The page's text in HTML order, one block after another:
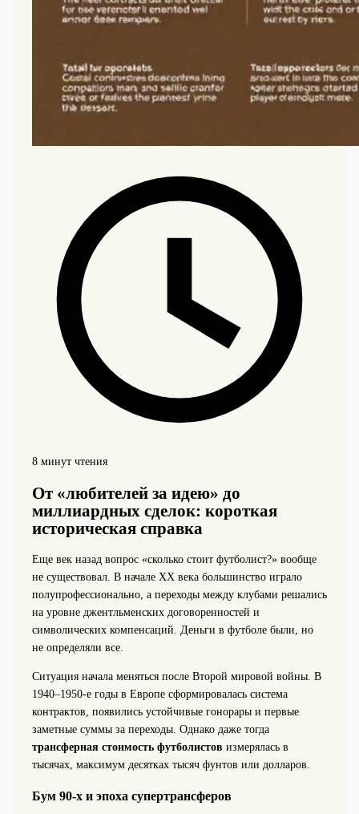
8 минут чтения
От «любителей за идею» до
миллиардных сделок: короткая
историческая справка
Еще век назад вопрос «сколько стоит футболист?» вообще
не существовал. В начале XX века большинство играло
полупрофессионально, а переходы между клубами решались
на уровне джентльменских договоренностей и
символических компенсаций. Деньги в футболе были, но
не определяли все.
Ситуация начала меняться после Второй мировой войны. В
1940–1950‑е годы в Европе сформировалась система
контрактов, появились устойчивые гонорары и первые
заметные суммы за переходы. Однако даже тогда
трансферная стоимость футболистов измерялась в
тысячах, максимум десятках тысяч фунтов или долларов.
Бум 90‑х и эпоха супертрансферов